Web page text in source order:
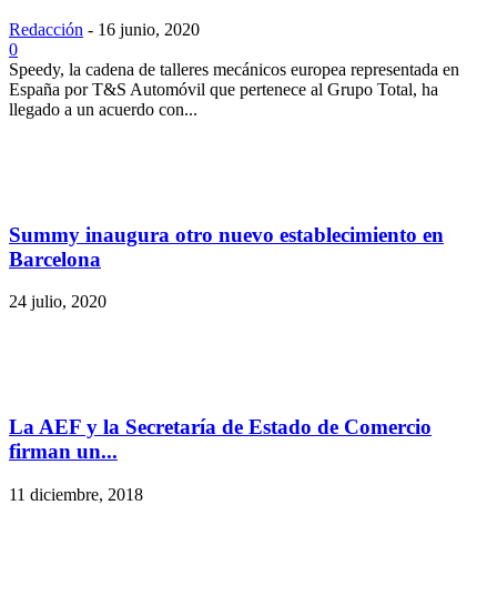
Redacción - 16 junio, 2020
0
Speedy, la cadena de talleres mecánicos europea representada en
España por T&S Automóvil que pertenece al Grupo Total, ha
llegado a un acuerdo con...
Summy inaugura otro nuevo establecimiento en
Barcelona
24 julio, 2020
La AEF y la Secretaría de Estado de Comercio
firman un...
11 diciembre, 2018